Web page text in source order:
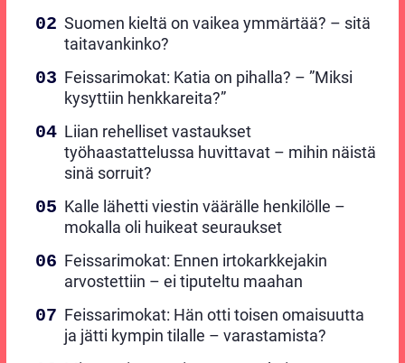
Suomen kieltä on vaikea ymmärtää? – sitä
taitavankinko?
Feissarimokat: Katia on pihalla? – ”Miksi
kysyttiin henkkareita?”
Liian rehelliset vastaukset
työhaastattelussa huvittavat – mihin näistä
sinä sorruit?
Kalle lähetti viestin väärälle henkilölle –
mokalla oli huikeat seuraukset
Feissarimokat: Ennen irtokarkkejakin
arvostettiin – ei tiputeltu maahan
Feissarimokat: Hän otti toisen omaisuutta
ja jätti kympin tilalle – varastamista?